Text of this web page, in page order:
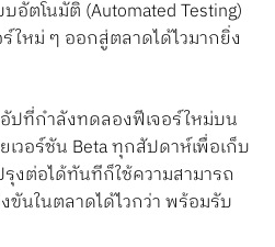
อัตโนมัติ (Automated Testing)
ใหม่ ๆ ออกสู่ตลาดได้ไวมากยิ่ง
ปที่กำลังทดลองฟีเจอร์ใหม่บน
วอร์ชัน Beta ทุกสัปดาห์เพื่อเก็บ
งต่อได้ทันทีก็ใช้ความสามารถ
ขันในตลาดได้ไวกว่า พร้อมรับ